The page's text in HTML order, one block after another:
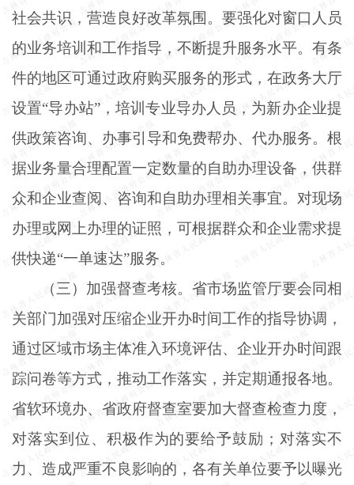
社会共识，营造良好改革氛围。要强化对窗口人员
的业务培训和工作指导，不断提升服务水平。有条
件的地区可通过政府购买服务的形式，在政务大厅
设置“导办站”，培训专业导办人员，为新办企业提
供政策咨询、办事引导和免费帮办、代办服务。根
据业务量合理配置一定数量的自助办理设备，供群
众和企业查阅、咨询和自助办理相关事宜。对现场
办理或网上办理的证照，可根据群众和企业需求提
供快递“一单速达”服务。
（三）加强督查考核。省市场监管厅要会同相
关部门加强对压缩企业开办时间工作的指导协调，
通过区域市场主体准入环境评估、企业开办时间跟
踪问卷等方式，推动工作落实，并定期通报各地。
省软环境办、省政府督查室要加大督查检查力度，
对落实到位、积极作为的要给予鼓励；对落实不
力、造成严重不良影响的，各有关单位要予以曝光